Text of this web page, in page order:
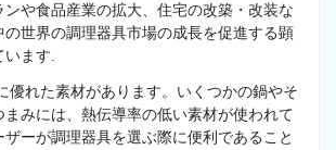
ンや食品産業の拡大、住宅の改築・改装な
の世界の調理器具市場の成長を促進する顕
ます.
優れた素材があります。いくつかの鍋やそ
みには、熱伝導率の低い素材が使われて
ザーが調理器具を選ぶ際に便利であること